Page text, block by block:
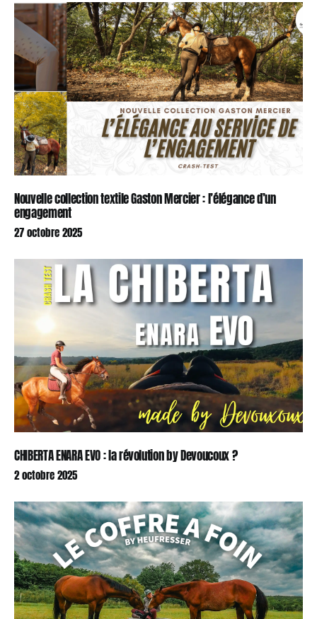
Nouvelle collection textile Gaston Mercier : l’élégance d’un
engagement
27 octobre 2025
CHIBERTA ENARA EVO : la révolution by Devoucoux ?
2 octobre 2025